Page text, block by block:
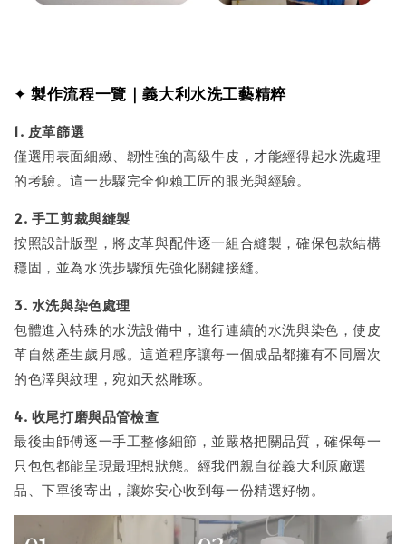
✦ 製作流程一覽｜義大利水洗工藝精粹
1. 皮革篩選
僅選用表面細緻、韌性強的高級牛皮，才能經得起水洗處理
的考驗。這一步驟完全仰賴工匠的眼光與經驗。
2. 手工剪裁與縫製
按照設計版型，將皮革與配件逐一組合縫製，確保包款結構
穩固，並為水洗步驟預先強化關鍵接縫。
3. 水洗與染色處理
包體進入特殊的水洗設備中，進行連續的水洗與染色，使皮
革自然產生歲月感。這道程序讓每一個成品都擁有不同層次
的色澤與紋理，宛如天然雕琢。
4. 收尾打磨與品管檢查
最後由師傅逐一手工整修細節，並嚴格把關品質，確保每一
只包包都能呈現最理想狀態。經我們親自從義大利原廠選
品、下單後寄出，讓妳安心收到每一份精選好物。